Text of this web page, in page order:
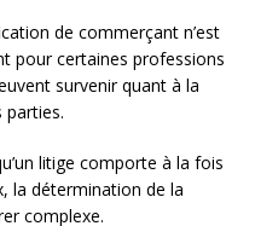
de commerçant n’est
pour certaines professions
survenir quant à la
litige comporte à la fois
la détermination de la
complexe.